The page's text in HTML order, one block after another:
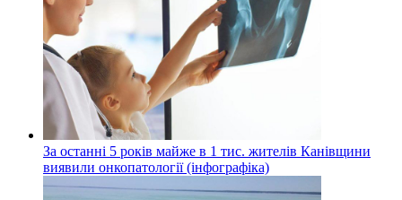
За останні 5 років майже в 1 тис. жителів Канівщини
виявили онкопатології (інфографіка)